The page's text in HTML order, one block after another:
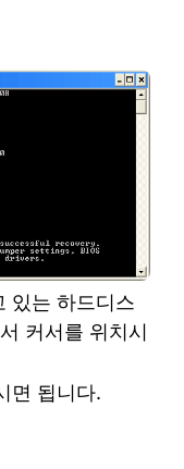
있는 하드디스
커서를 위치시
면 됩니다.